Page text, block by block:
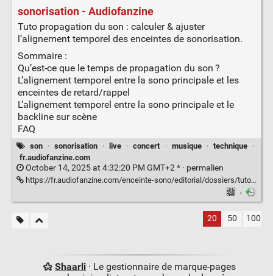
sonorisation - Audiofanzine
Tuto propagation du son : calculer & ajuster
l’alignement temporel des enceintes de sonorisation.
Sommaire :
Qu’est-ce que le temps de propagation du son ?
L’alignement temporel entre la sono principale et les
enceintes de retard/rappel
L’alignement temporel entre la sono principale et le
backline sur scène
FAQ
son · sonorisation · live · concert · musique · technique
·
fr.audiofanzine.com
October 14, 2025 at 4:32:20 PM GMT+2 * · permalien
https://fr.audiofanzine.com/enceinte-sono/editorial/dossiers/tuto-propagation-du-son-calculer-ajuster-l-alignement-temporel-des-enceintes-de-sonorisation.html
·
20 50 100
Shaarli· Le gestionnaire de marque-pages